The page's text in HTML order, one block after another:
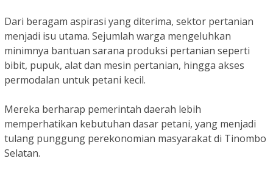
Dari beragam aspirasi yang diterima, sektor pertanian
menjadi isu utama. Sejumlah warga mengeluhkan
minimnya bantuan sarana produksi pertanian seperti
bibit, pupuk, alat dan mesin pertanian, hingga akses
permodalan untuk petani kecil.
Mereka berharap pemerintah daerah lebih
memperhatikan kebutuhan dasar petani, yang menjadi
tulang punggung perekonomian masyarakat di Tinombo
Selatan.